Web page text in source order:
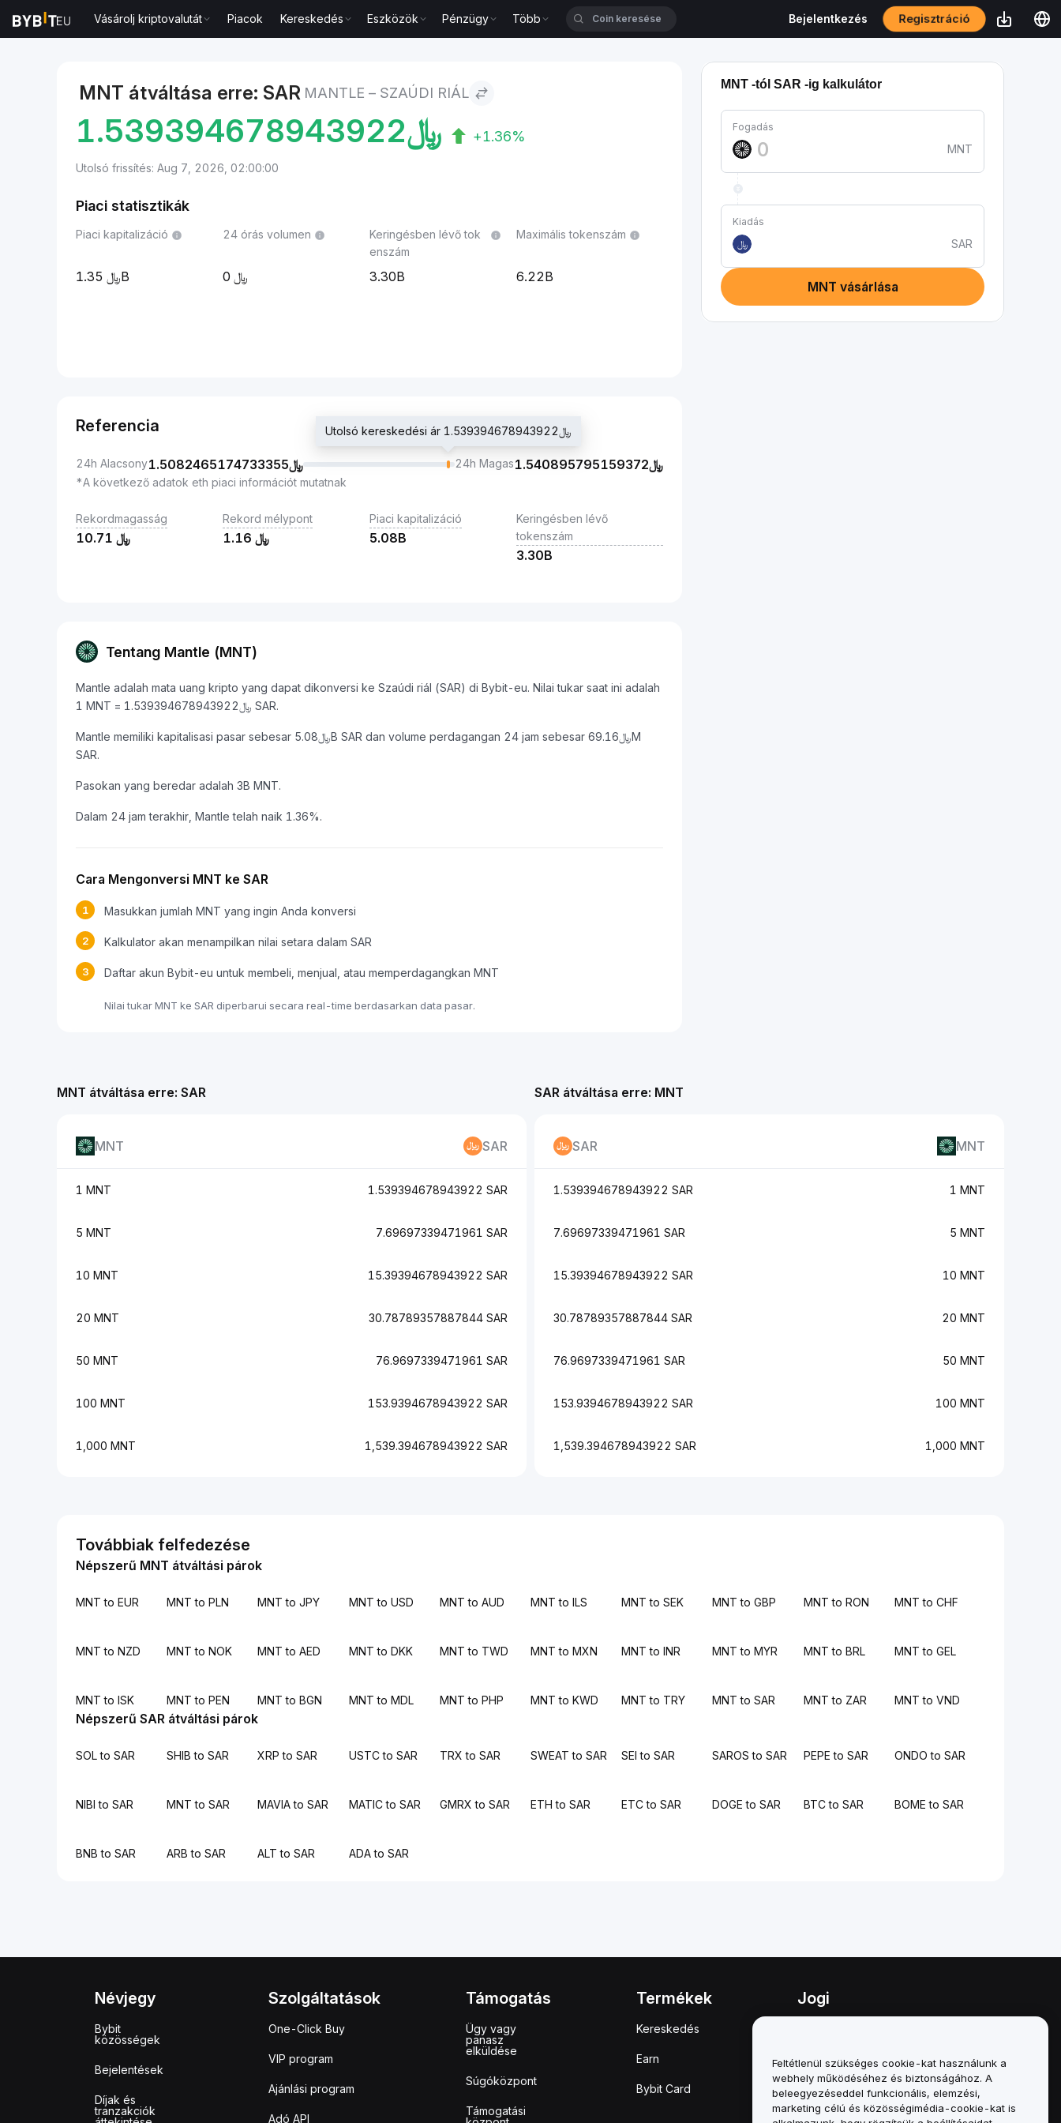
Vásárolj kriptovalutát Piacok Kereskedés Eszközök Pénzügy Több Bejelentkezés Regisztráció
MNT átváltása erre: SAR MANTLE – SZAÚDI RIÁL
﷼1.539394678943922 +1.36%
Utolsó frissítés: Aug 7, 2026, 02:00:00
Piaci statisztikák
Piaci kapitalizáció
1.35B
24 órás volumen
0
Keringésben lévő tok
enszám
3.30B
Maximális tokenszám
6.22B
Referencia
24h Alacsony ﷼1.5082465174733355
Utolsó kereskedési ár ﷼1.539394678943922
24h Magas ﷼1.540895795159372
*A következő adatok eth piaci információt mutatnak
Rekordmagasság
﷼ 10.71
Rekord mélypont
﷼ 1.16
Piaci kapitalizáció
5.08B
Keringésben lévő
tokenszám
3.30B
Tentang Mantle (MNT)
Mantle adalah mata uang kripto yang dapat dikonversi ke Szaúdi riál (SAR) di Bybit-eu. Nilai tukar saat ini adalah
1 MNT = ﷼1.539394678943922 SAR.
Mantle memiliki kapitalisasi pasar sebesar ﷼5.08B SAR dan volume perdagangan 24 jam sebesar ﷼69.16M
SAR.
Pasokan yang beredar adalah 3B MNT.
Dalam 24 jam terakhir, Mantle telah naik 1.36%.
Cara Mengonversi MNT ke SAR
1 Masukkan jumlah MNT yang ingin Anda konversi
2 Kalkulator akan menampilkan nilai setara dalam SAR
3 Daftar akun Bybit-eu untuk membeli, menjual, atau memperdagangkan MNT
Nilai tukar MNT ke SAR diperbarui secara real-time berdasarkan data pasar.
MNT -tól SAR -ig kalkulátor
Fogadás
MNT
Kiadás
﷼
SAR
MNT vásárlása
MNT átváltása erre: SAR
MNT SAR
1 MNT 1.539394678943922 SAR
5 MNT 7.69697339471961 SAR
10 MNT 15.39394678943922 SAR
20 MNT 30.78789357887844 SAR
50 MNT 76.9697339471961 SAR
100 MNT 153.9394678943922 SAR
1,000 MNT 1,539.394678943922 SAR
SAR átváltása erre: MNT
SAR MNT
1.539394678943922 SAR 1 MNT
7.69697339471961 SAR 5 MNT
15.39394678943922 SAR 10 MNT
30.78789357887844 SAR 20 MNT
76.9697339471961 SAR 50 MNT
153.9394678943922 SAR 100 MNT
1,539.394678943922 SAR 1,000 MNT
Továbbiak felfedezése
Népszerű MNT átváltási párok
MNT to EUR MNT to PLN MNT to JPY MNT to USD MNT to AUD MNT to ILS MNT to SEK MNT to GBP MNT to RON MNT to CHF
MNT to NZD MNT to NOK MNT to AED MNT to DKK MNT to TWD MNT to MXN MNT to INR MNT to MYR MNT to BRL MNT to GEL
MNT to ISK MNT to PEN MNT to BGN MNT to MDL MNT to PHP MNT to KWD MNT to TRY MNT to SAR MNT to ZAR MNT to VND
Népszerű SAR átváltási párok
SOL to SAR SHIB to SAR XRP to SAR USTC to SAR TRX to SAR SWEAT to SAR SEI to SAR SAROS to SAR PEPE to SAR ONDO to SAR
NIBI to SAR MNT to SAR MAVIA to SAR MATIC to SAR GMRX to SAR ETH to SAR ETC to SAR DOGE to SAR BTC to SAR BOME to SAR
BNB to SAR ARB to SAR ALT to SAR ADA to SAR
Névjegy
Bybit
közösségek
Bejelentések
Díjak és
tranzakciók
Szolgáltatások
One-Click Buy
VIP program
Ajánlási program
Adó API
Támogatás
Ügy vagy
panasz
elküldése
Súgóközpont
Támogatási
Termékek
Kereskedés
Earn
Bybit Card
Jogi
A letétkezelési és
adminisztrációs szabályzat
összefoglalója
ESG-információk
Feltétlenül szükséges cookie-kat használunk a
webhely működéséhez és biztonságához. A
beleegyezéseddel funkcionális, elemzési,
marketing célú és közösségimédia-cookie-kat is